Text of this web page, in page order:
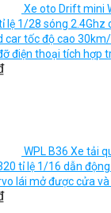
Xe oto Drift mini
lệ 1/28 sóng 2.4Ghz
car tốc độ cao
điện thoại tích hợp
WPL B36 Xe tải
tỉ lệ 1/16 dẫn
lái mở được cửa